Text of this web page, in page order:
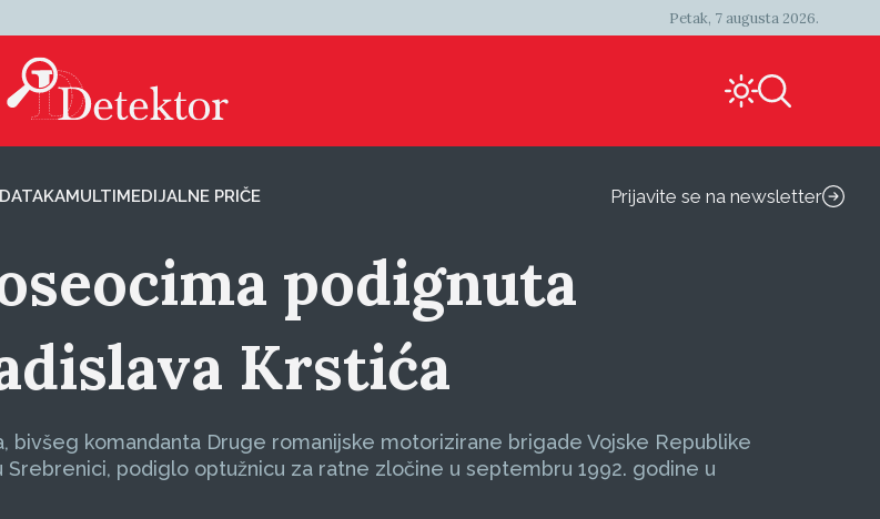
Petak, 7 augusta 2026.
MULTIMEDIJALNE PRIČE Prijavite se na newsletter
podignuta
Krstića
komandanta Druge romanijske motorizirane brigade Vojske Republike
podiglo optužnicu za ratne zločine u septembru 1992. godine u